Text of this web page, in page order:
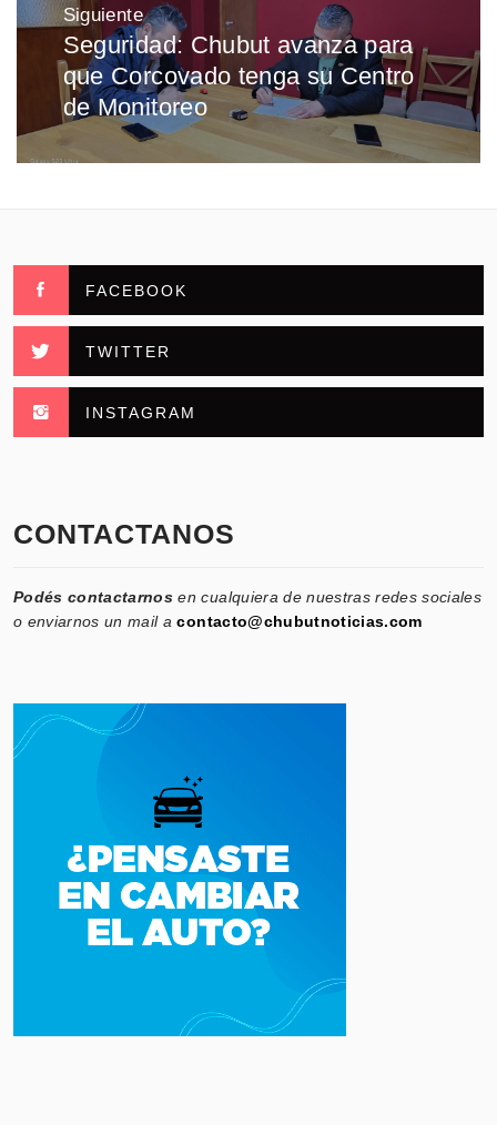
Siguiente
Entrada
siguiente:
Seguridad: Chubut avanza para
que Corcovado tenga su Centro
de Monitoreo
FACEBOOK
TWITTER
INSTAGRAM
CONTACTANOS
Podés contactarnos en cualquiera de nuestras redes sociales
o enviarnos un mail acontacto@chubutnoticias.com